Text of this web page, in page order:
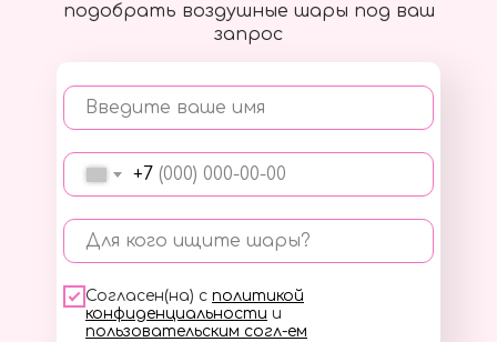
подобрать воздушные шары под ваш
запрос
Введите ваше имя
+7
Для кого ищите шары?
Согласен(на) с политикой
конфиденциальности и
пользовательским согл-ем